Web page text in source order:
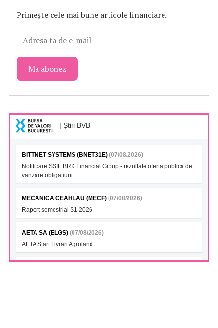
Primește cele mai bune articole financiare.
| Știri BVB
BITTNET SYSTEMS (BNET31E) (07/08/2026)
Notificare SSIF BRK Financial Group - rezultate oferta publica de
vanzare obligatiuni
MECANICA CEAHLAU (MECF) (07/08/2026)
Raport semestrial S1 2026
AETA SA (ELGS) (07/08/2026)
AETA Start Livrari Agroland